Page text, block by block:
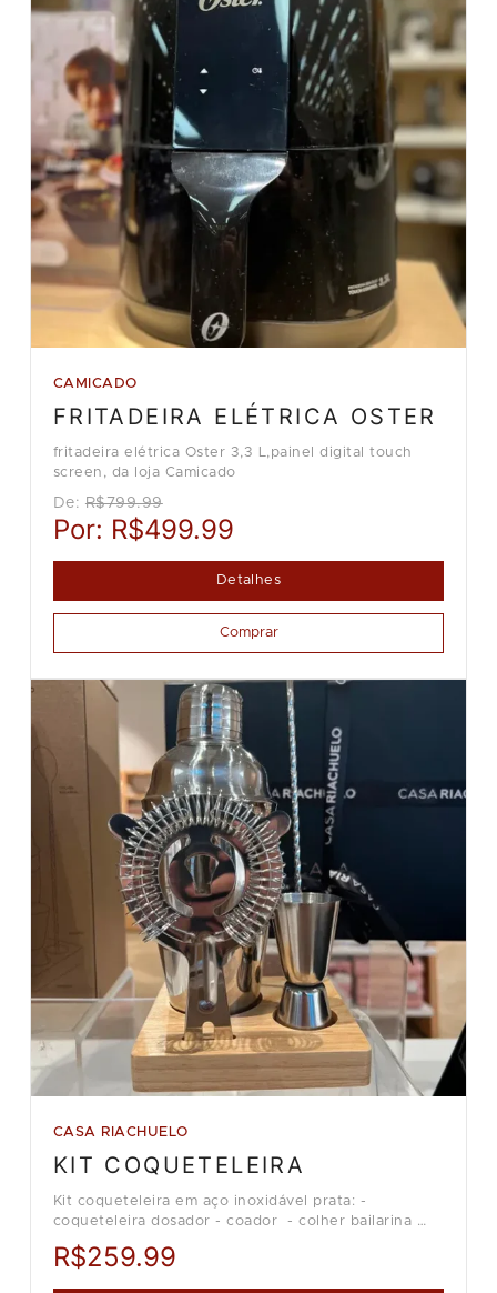
CAMICADO
FRITADEIRA ELÉTRICA OSTER
fritadeira elétrica Oster 3,3 L,painel digital touch
screen, da loja Camicado
De: R$799.99
Por: R$499.99
Detalhes
Comprar
CASA RIACHUELO
KIT COQUETELEIRA
Kit coqueteleira em aço inoxidável prata: -
coqueteleira dosador - coador - colher bailarina
Loja Casa Riachuelo.
R$259.99